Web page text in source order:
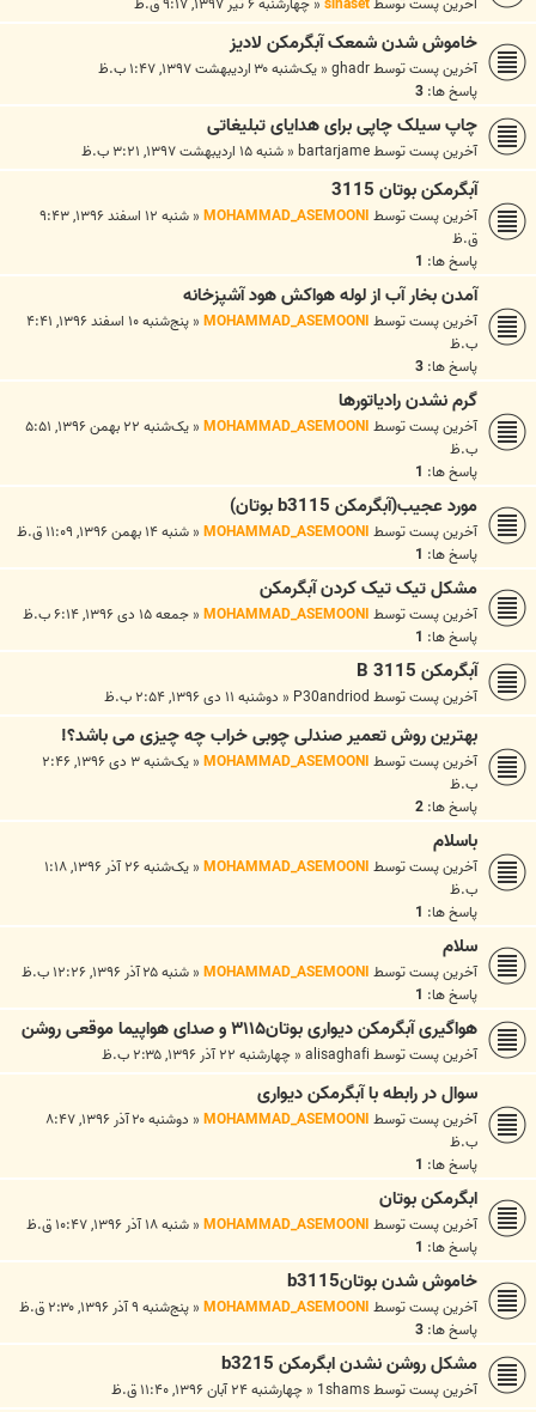
خاموش شدن شمعک آبگرمکن لادیز
آخرین پست توسطghadr
« یک‌شنبه ۳۰ اردیبهشت ۱۳۹۷, ۱:۴۷ ب.ظ
پاسخ ها: 3
چاپ سیلک چاپی برای هدایای تبلیغاتی
آخرین پست توسطbartarjame
« شنبه ۱۵ اردیبهشت ۱۳۹۷, ۳:۲۱ ب.ظ
آبگرمکن بوتان 3115
آخرین پست توسطMOHAMMAD_ASEMOONI
«
شنبه ۱۲ اسفند ۱۳۹۶, ۹:۴۳
ق.ظ
پاسخ ها: 1
آمدن بخار آب از لوله هواکش هود آشپزخانه
آخرین پست توسطMOHAMMAD_ASEMOONI
«
پنج‌شنبه ۱۰ اسفند ۱۳۹۶, ۴:۴۱
ب.ظ
پاسخ ها: 3
گرم نشدن رادیاتورها
آخرین پست توسطMOHAMMAD_ASEMOONI
«
یک‌شنبه ۲۲ بهمن ۱۳۹۶, ۵:۵۱
ب.ظ
پاسخ ها: 1
مورد عجیب(آبگرمکن b3115 بوتان)
آخرین پست توسطMOHAMMAD_ASEMOONI
« شنبه ۱۴ بهمن ۱۳۹۶, ۱۱:۰۹ ق.ظ
پاسخ ها: 1
مشکل تیک تیک کردن آبگرمکن
آخرین پست توسطMOHAMMAD_ASEMOONI
« جمعه ۱۵ دی ۱۳۹۶, ۶:۱۴ ب.ظ
پاسخ ها: 1
آبگرمکن 3115 B
آخرین پست توسطP30andriod
« دوشنبه ۱۱ دی ۱۳۹۶, ۲:۵۴ ب.ظ
بهترین روش تعمیر صندلی چوبی خراب چه چیزی می باشد؟!
آخرین پست توسطMOHAMMAD_ASEMOONI
«
یک‌شنبه ۳ دی ۱۳۹۶, ۲:۴۶
ب.ظ
پاسخ ها: 2
باسلام
آخرین پست توسطMOHAMMAD_ASEMOONI
«
یک‌شنبه ۲۶ آذر ۱۳۹۶, ۱:۱۸
ب.ظ
پاسخ ها: 1
سلام
آخرین پست توسطMOHAMMAD_ASEMOONI
« شنبه ۲۵ آذر ۱۳۹۶, ۱۲:۲۶ ب.ظ
پاسخ ها: 1
هواگیری آبگرمکن دیواری بوتان۳۱۱۵ و صدای هواپیما موقعی روشن
آخرین پست توسطalisaghafi
« چهارشنبه ۲۲ آذر ۱۳۹۶, ۲:۳۵ ب.ظ
سوال در رابطه با آبگرمکن دیواری
آخرین پست توسطMOHAMMAD_ASEMOONI
«
دوشنبه ۲۰ آذر ۱۳۹۶, ۸:۴۷
ب.ظ
پاسخ ها: 1
ابگرمکن بوتان
آخرین پست توسطMOHAMMAD_ASEMOONI
« شنبه ۱۸ آذر ۱۳۹۶, ۱۰:۴۷ ق.ظ
پاسخ ها: 1
خاموش شدن بوتانb3115
آخرین پست توسطMOHAMMAD_ASEMOONI
« پنج‌شنبه ۹ آذر ۱۳۹۶, ۲:۳۰ ق.ظ
پاسخ ها: 3
مشکل روشن نشدن ابگرمکن b3215
آخرین پست توسط1shams
« چهارشنبه ۲۴ آبان ۱۳۹۶, ۱۱:۴۰ ق.ظ